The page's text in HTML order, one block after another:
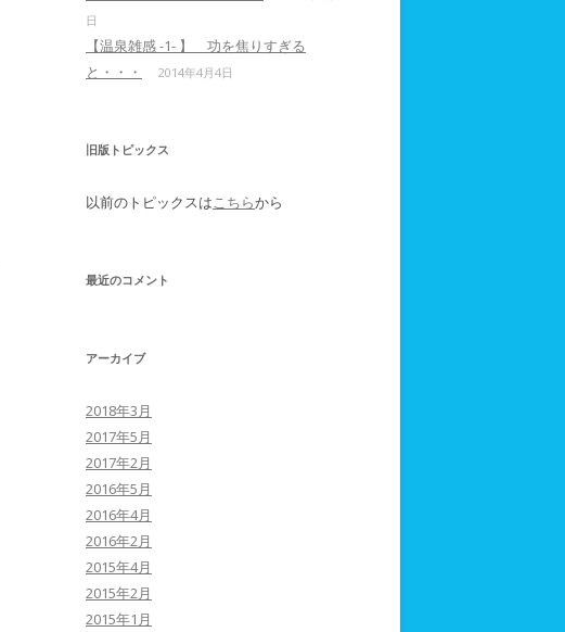
日
【温泉雑感 -1- 】 功を焦りすぎる
と・・・
2014年4月4日
旧版トピックス
以前のトピックスはこちらから
最近のコメント
アーカイブ
2018年3月
2017年5月
2017年2月
2016年5月
2016年4月
2016年2月
2015年4月
2015年2月
2015年1月